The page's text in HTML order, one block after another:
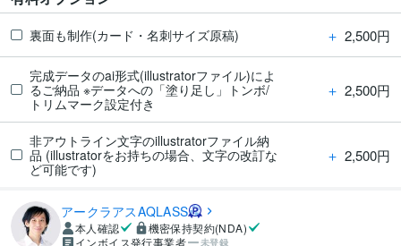
裏面も制作(カード・名刺サイズ原稿) ＋ 2,500円
完成データのai形式(illustratorファイル)によ
るご納品 ※データへの「塗り足し」トンボ/
トリムマーク設定付き
＋ 2,500円
非アウトライン文字のillustratorファイル納
品 (illustratorをお持ちの場合、文字の改訂な
ど可能です)
＋ 2,500円
アークラアスAQLASS
本人確認
機密保持契約(NDA)
インボイス発行事業者
未登録